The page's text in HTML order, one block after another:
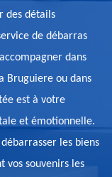
des détails
de débarras
dans
Bruguiere ou dans
est à votre
et émotionnelle.
les biens
vos souvenirs les